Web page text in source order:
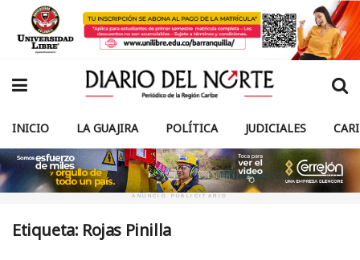
INICIO LA GUAJIRA POLÍTICA JUDICIALES
ANUNCIO PUBLICITARIO
Etiqueta: Rojas Pinilla